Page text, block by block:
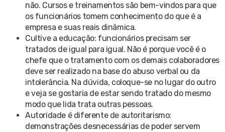
não. Cursos e treinamentos são bem-vindos para que
os funcionários tomem conhecimento do que é a
empresa e suas reais dinâmica.
Cultive a educação: funcionários precisam ser
tratados de igual para igual. Não é porque você é o
chefe que o tratamento com os demais colaboradores
deve ser realizado na base do abuso verbal ou da
intolerância. Na dúvida, coloque-se no lugar do outro
e veja se gostaria de estar sendo tratado do mesmo
modo que lida trata outras pessoas.
Autoridade é diferente de autoritarismo:
demonstrações desnecessárias de poder servem